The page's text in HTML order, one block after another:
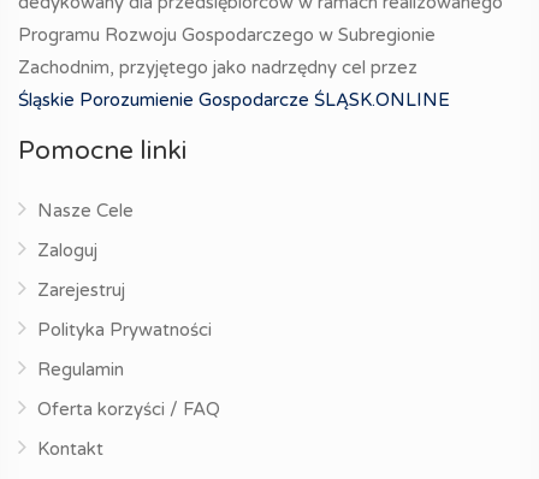
Programu Rozwoju Gospodarczego w Subregionie
Zachodnim, przyjętego jako nadrzędny cel przez
Śląskie Porozumienie Gospodarcze ŚLĄSK.ONLINE
Pomocne linki
Nasze Cele
Zaloguj
Zarejestruj
Polityka Prywatności
Regulamin
Oferta korzyści / FAQ
Kontakt